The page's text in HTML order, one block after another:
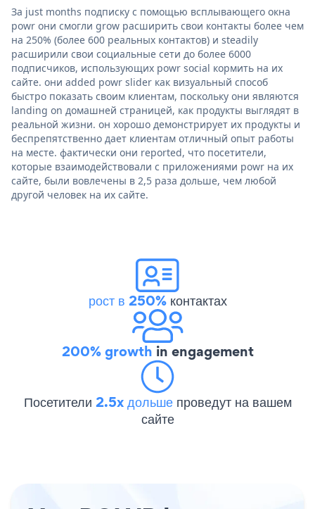
За just months подписку с помощью всплывающего окна
powr они смогли grow расширить свои контакты более чем
на 250% (более 600 реальных контактов) и steadily
расширили свои социальные сети до более 6000
подписчиков, использующих powr social кормить на их
сайте. они added powr slider как визуальный способ
быстро показать своим клиентам, поскольку они являются
landing on домашней страницей, как продукты выглядят в
реальной жизни. он хорошо демонстрирует их продукты и
беспрепятственно дает клиентам отличный опыт работы
на месте. фактически они reported, что посетители,
которые взаимодействовали с приложениями powr на их
сайте, были вовлечены в 2,5 раза дольше, чем любой
другой человек на их сайте.
рост в 250%контактах
200% growth in engagement
Посетители 2.5x дольше проведут на вашем
сайте